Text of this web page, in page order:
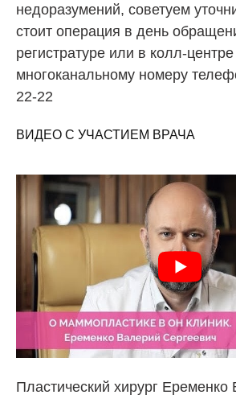
недоразумений, советуем
стоит операция в день
регистратуре или в колл-
многоканальному номеру
22-22
ВИДЕО С УЧАСТИЕМ ВРАЧА
Пластический хирург Еременко